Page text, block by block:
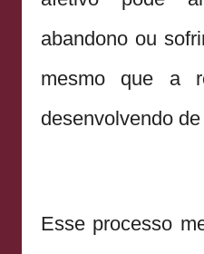
abandono ou
mesmo que a
desenvolvendo
Esse processo